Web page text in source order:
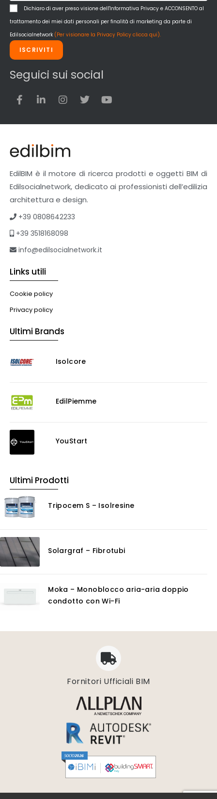
Dichiaro di aver preso visione dell'Informativa Privacy e ACCONSENTO al
trattamento dei miei dati personali per finalità di marketing da parte di
Edilsocialnetwork (Per visionare la Privacy Policy clicca qui).
ISCRIVITI
Seguici sui social
EdilBIM è il motore di ricerca prodotti e oggetti BIM di
Edilsocialnetwork, dedicato ai professionisti dell’edilizia
architettura e design.
+39 0808642233
+39 3518168098
info@edilsocialnetwork.it
Links utili
Cookie policy
Privacy policy
Ultimi Brands
Isolcore
EdilPiemme
YouStart
Ultimi Prodotti
Tripocem S – Isolresine
Solargraf – Fibrotubi
Moka – Monoblocco aria-aria doppio
condotto con Wi-Fi
Fornitori Ufficiali BIM